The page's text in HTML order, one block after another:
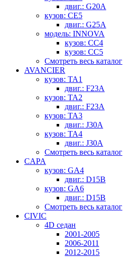
двиг.: G20A
кузов: CE5
двиг.: G25A
модель: INNOVA
кузов: CC4
кузов: CC5
Смотреть весь каталог
AVANCIER
кузов: TA1
двиг.: F23A
кузов: TA2
двиг.: F23A
кузов: TA3
двиг.: J30A
кузов: TA4
двиг.: J30A
Смотреть весь каталог
CAPA
кузов: GA4
двиг.: D15B
кузов: GA6
двиг.: D15B
Смотреть весь каталог
CIVIC
4D седан
2001-2005
2006-2011
2012-2015